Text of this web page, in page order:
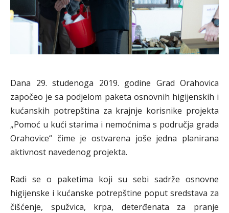
Dana 29. studenoga 2019. godine Grad Orahovica
započeo je sa podjelom paketa osnovnih higijenskih i
kućanskih potrepština za krajnje korisnike projekta
„Pomoć u kući starima i nemoćnima s područja grada
Orahovice“ čime je ostvarena joše jedna planirana
aktivnost navedenog projekta.
Radi se o paketima koji su sebi sadrže osnovne
higijenske i kućanske potrepštine poput sredstava za
čišćenje, spužvica, krpa, deterđenata za pranje